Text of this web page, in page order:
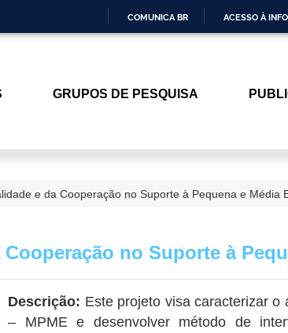
CONTEÚDO
COMUNICA BR ACESSO À
GRUPOS DE PESQUISA
e da Cooperação no Suporte à Pequena e Média
no Suporte à
Descrição: Este projeto visa caracterizar
– MPME e desenvolver método de